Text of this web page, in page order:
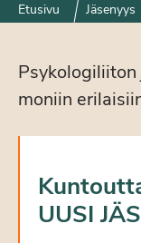
Etusivu Jäsenyys
Psykologiliiton
moniin
UUSI